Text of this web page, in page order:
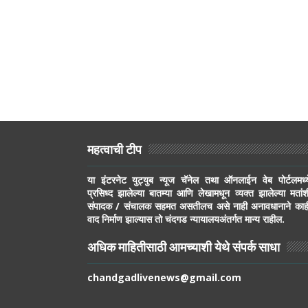
महत्वाची टीप
या इंटरनेट युट्युब न्यूज चॅनेल तथा ऑनलाईन वेब
प्रसिध्द झालेल्या बातम्या आणि लेखामधून व्यक्त झालेल्या
संपादक / संचालक सहमत असतीलच असे नाही अनावधानाने
वाद निर्माण झाल्यास तो चंदगड न्यायालयअंतर्गत मान्य राहील.
अधिक माहितीसाठी आमच्याशी येथे संपर्क साधा
chandgadlivenews@gmail.com